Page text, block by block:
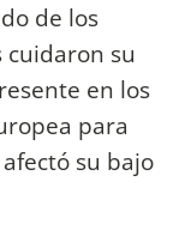
de los
cuidaron su
en los
para
su bajo